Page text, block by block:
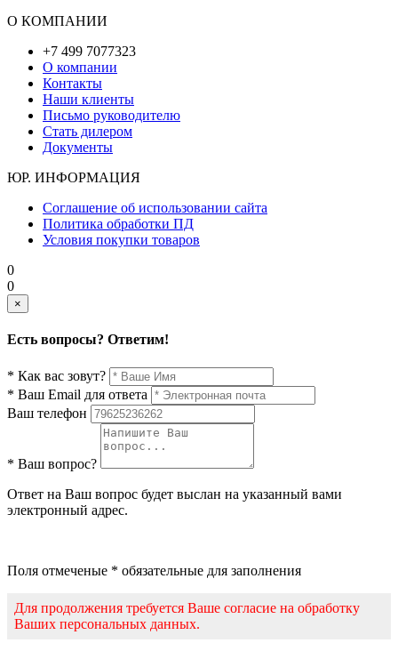
О КОМПАНИИ
+7 499 7077323
О компании
Контакты
Наши клиенты
Письмо руководителю
Стать дилером
Документы
ЮР. ИНФОРМАЦИЯ
Соглашение об использовании сайта
Политика обработки ПД
Условия покупки товаров
0
0
×
Есть вопросы? Ответим!
* Как вас зовут?
* Ваш Email для ответа
Ваш телефон
* Ваш вопрос?
Ответ на Ваш вопрос будет выслан на указанный вами
электронный адрес.
Поля отмеченые * обязательные для заполнения
Для продолжения требуется Ваше согласие на обработку
Ваших персональных данных.